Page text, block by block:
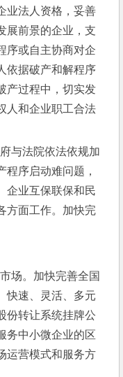
业法人资格，妥善
展前景的企业，支
序或自主协商对企
依据破产和解程序
产过程中，切实发
人和企业职工合法
与法院依法依规加
序启动难问题，
企业互保联保和民
方面工作。加快完
场。加快完善全国
快速、灵活、多元
份转让系统挂牌公
务中小微企业的区
运营模式和服务方